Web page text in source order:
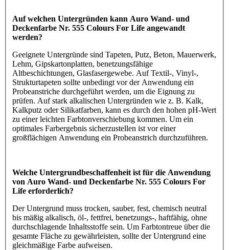
Auf welchen Untergründen kann Auro Wand- und
Deckenfarbe Nr. 555 Colours For Life angewandt
werden?
Geeignete Untergründe sind Tapeten, Putz, Beton, Mauerwerk,
Lehm, Gipskartonplatten, benetzungsfähige
Altbeschichtungen, Glasfasergewebe. Auf Textil-, Vinyl-,
Strukturtapeten sollte unbedingt vor der Anwendung ein
Probeanstriche durchgeführt werden, um die Eignung zu
prüfen. Auf stark alkalischen Untergründen wie z. B. Kalk,
Kalkputz oder Silikatfarben, kann es durch den hohen pH-Wert
zu einer leichten Farbtonverschiebung kommen. Um ein
optimales Farbergebnis sicherzustellen ist vor einer
großflächigen Anwendung ein Probeanstrich durchzuführen.
Welche Untergrundbeschaffenheit ist für die Anwendung
von Auro Wand- und Deckenfarbe Nr. 555 Colours For
Life erforderlich?
Der Untergrund muss trocken, sauber, fest, chemisch neutral
bis mäßig alkalisch, öl-, fettfrei, benetzungs-, haftfähig, ohne
durchschlagende Inhaltsstoffe sein. Um Farbtontreue über die
gesamte Fläche zu gewährleisten, sollte der Untergrund eine
gleichmäßige Farbe aufweisen.